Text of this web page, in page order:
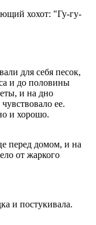
хохот: "Гу-гу-
для себя песок,
и до половины
и на дно
ее.
и хорошо.
перед домом, и на
от жаркого
и постукивала.